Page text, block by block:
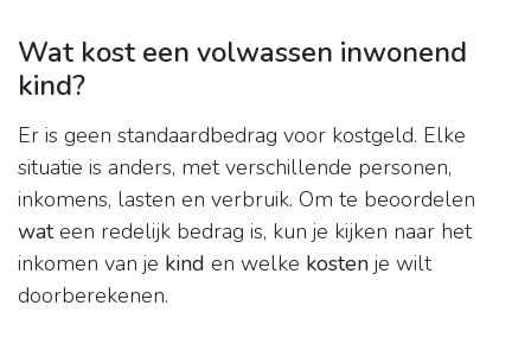
Wat kost een volwassen inwonend
kind?
Er is geen standaardbedrag voor kostgeld. Elke
situatie is anders, met verschillende personen,
inkomens, lasten en verbruik. Om te beoordelen
wateen redelijk bedrag is, kun je kijken naar het
inkomen van je kind en welke kosten je wilt
doorberekenen.